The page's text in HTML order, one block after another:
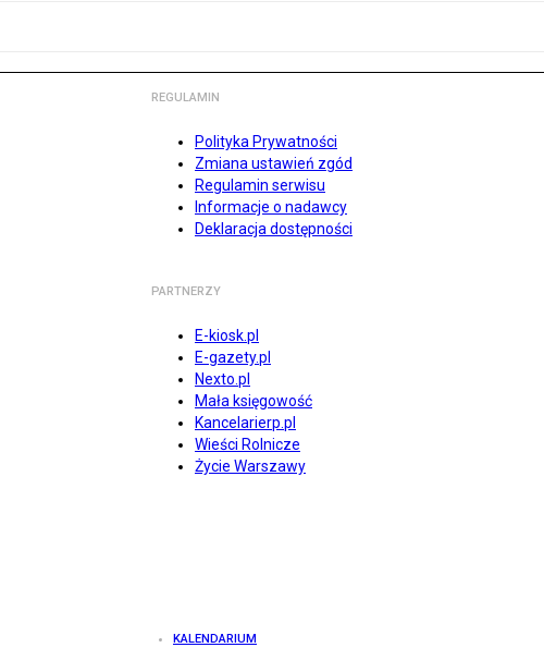
REGULAMIN
Polityka Prywatności
Zmiana ustawień zgód
Regulamin serwisu
Informacje o nadawcy
Deklaracja dostępności
PARTNERZY
E-kiosk.pl
E-gazety.pl
Nexto.pl
Mała księgowość
Kancelarierp.pl
Wieści Rolnicze
Życie Warszawy
KALENDARIUM